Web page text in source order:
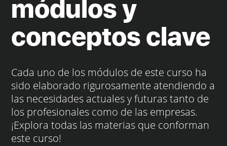
módulos y
conceptos clave
Cada uno de los módulos de este curso ha
sido elaborado rigurosamente atendiendo a
las necesidades actuales y futuras tanto de
los profesionales como de las empresas.
¡Explora todas las materias que conforman
este curso!